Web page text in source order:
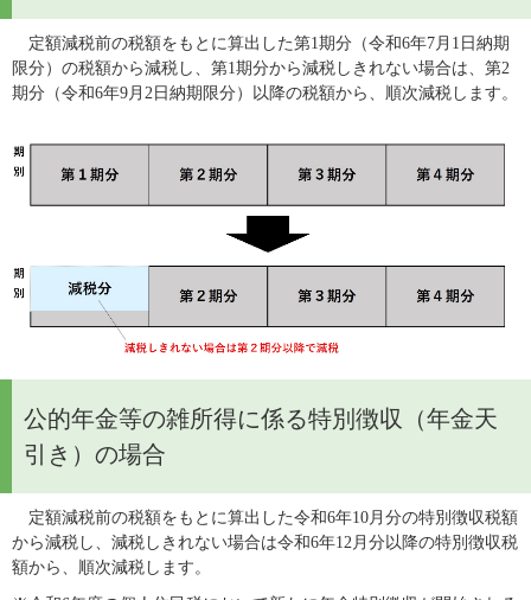
定額減税前の税額をもとに算出した第1期分（令和6年7月1日納期
限分）の税額から減税し、第1期分から減税しきれない場合は、第2
期分（令和6年9月2日納期限分）以降の税額から、順次減税します。
公的年金等の雑所得に係る特別徴収（年金天
引き）の場合
定額減税前の税額をもとに算出した令和6年10月分の特別徴収税額
から減税し、減税しきれない場合は令和6年12月分以降の特別徴収税
額から、順次減税します。